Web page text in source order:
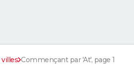
Commençant par 'At', page 1